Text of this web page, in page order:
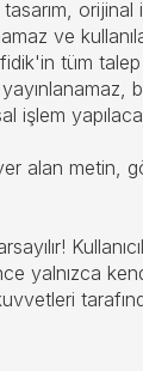
orijinal
ve
tüm
işlem
alan metin,
yalnızca